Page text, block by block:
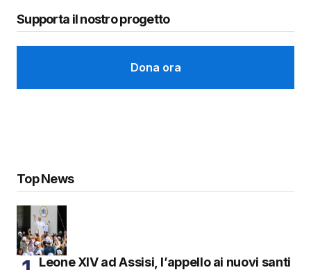
Supporta il nostro progetto
Dona ora
Top News
Leone XIV ad Assisi, l’appello ai nuovi santi